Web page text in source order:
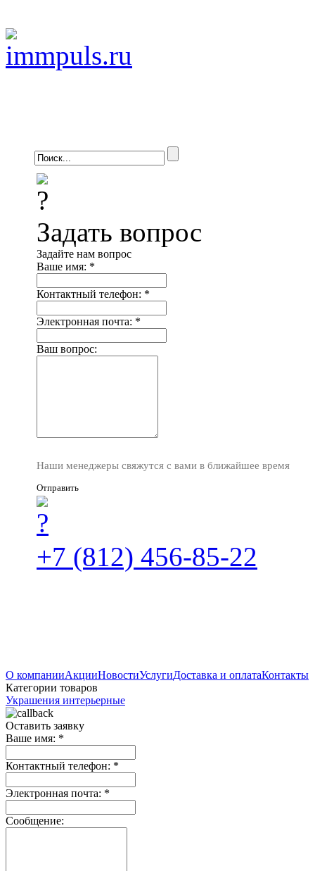
Задать вопрос
Задайте нам вопрос
Ваше имя: *
Контактный телефон: *
Электронная почта: *
Ваш вопрос:
Наши менеджеры свяжутся с вами в ближайшее время
Отправить
+7 (812) 456-85-22
О компанииАкцииНовостиУслугиДоставка и оплатаКонтакты
Категории товаров
Украшения интерьерные
Оставить заявку
Ваше имя: *
Контактный телефон: *
Электронная почта: *
Сообщение: